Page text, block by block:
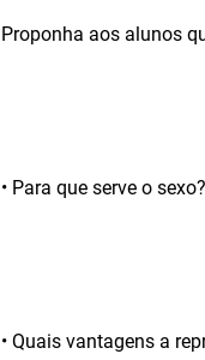
Proponha aos alunos
• Para que serve o sexo?
• Quais vantagens a